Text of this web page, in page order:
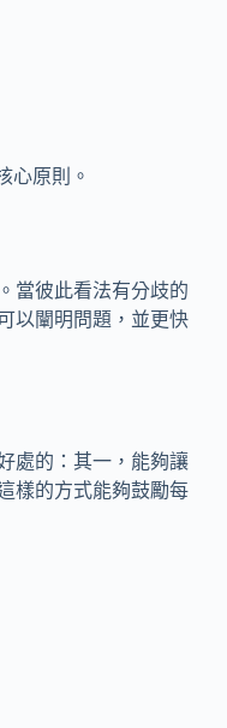
心原則。
當彼此看法有分歧的
以闡明問題，並更快
處的：其一，能夠讓
樣的方式能夠鼓勵每